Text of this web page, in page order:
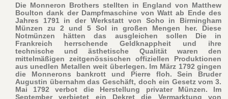
Die Monneron Brothers stellten in England von Matthew
Boulton dank der Dampfmaschine von Watt ab Ende des
Jahres 1791 in der Werkstatt von Soho in Birmingham
Münzen zu 2 und 5 Sol in großen Mengen her. Diese
Notmünzen hätten das ausgleichen sollen Die in
Frankreich herrschende Geldknappheit und ihre
technische und ästhetische Qualität waren den
mittelmäßigen zeitgenössischen offiziellen Produktionen
aus unedlen Metallen weit überlegen. Im März 1792 gingen
die Monnerons bankrott und Pierre floh. Sein Bruder
Augustin übernahm das Geschäft, doch ein Gesetz vom 3.
Mai 1792 verbot die Herstellung privater Münzen. Im
September verbietet ein Dekret die Vermarktung von